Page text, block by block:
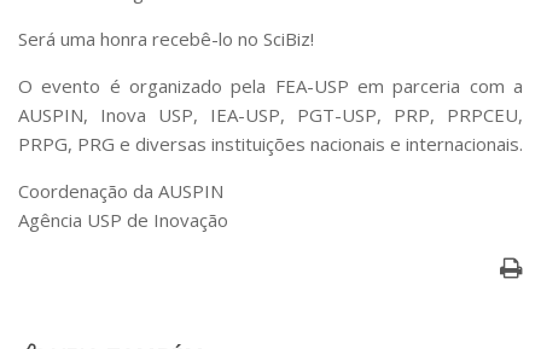
Projetos, Programas e Cursos
Artes, Cultura e Esportes
Serviços
Bibliotecas
Apoio ao Estudante
Segurança, Trânsito e Prevenção
RH, Administrativo e Financeiro
Outros serviços
Será uma honra recebê-lo no SciBiz!
O evento é organizado pela FEA-USP em parceria com a
AUSPIN, Inova USP, IEA-USP, PGT-USP, PRP, PRPCEU,
PRPG, PRG e diversas instituições nacionais e internacionais.
Coordenação da AUSPIN
Agência USP de Inovação